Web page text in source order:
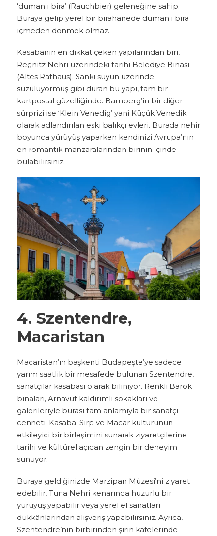
‘dumanlı bira’ (Rauchbier) geleneğine sahip.
Buraya gelip yerel bir birahanede dumanlı bira
içmeden dönmek olmaz.
Kasabanın en dikkat çeken yapılarından biri,
Regnitz Nehri üzerindeki tarihi Belediye Binası
(Altes Rathaus). Sanki suyun üzerinde
süzülüyormuş gibi duran bu yapı, tam bir
kartpostal güzelliğinde. Bamberg’in bir diğer
sürprizi ise ‘Klein Venedig’ yani Küçük Venedik
olarak adlandırılan eski balıkçı evleri. Burada nehir
boyunca yürüyüş yaparken kendinizi Avrupa’nın
en romantik manzaralarından birinin içinde
bulabilirsiniz.
4. Szentendre,
Macaristan
Macaristan’ın başkenti Budapeşte’ye sadece
yarım saatlik bir mesafede bulunan Szentendre,
sanatçılar kasabası olarak biliniyor. Renkli Barok
binaları, Arnavut kaldırımlı sokakları ve
galerileriyle burası tam anlamıyla bir sanatçı
cenneti. Kasaba, Sırp ve Macar kültürünün
etkileyici bir birleşimini sunarak ziyaretçilerine
tarihi ve kültürel açıdan zengin bir deneyim
sunuyor.
Buraya geldiğinizde Marzipan Müzesi’ni ziyaret
edebilir, Tuna Nehri kenarında huzurlu bir
yürüyüş yapabilir veya yerel el sanatları
dükkânlarından alışveriş yapabilirsiniz. Ayrıca,
Szentendre’nin birbirinden şirin kafelerinde